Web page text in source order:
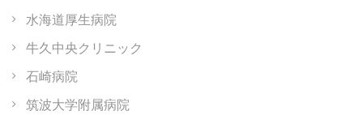
水海道厚生病院
牛久中央クリニック
石崎病院
筑波大学附属病院